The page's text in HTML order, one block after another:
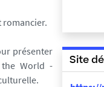
romancier.
présenter
the World -
Site